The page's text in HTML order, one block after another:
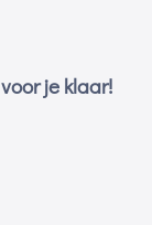
je klaar!